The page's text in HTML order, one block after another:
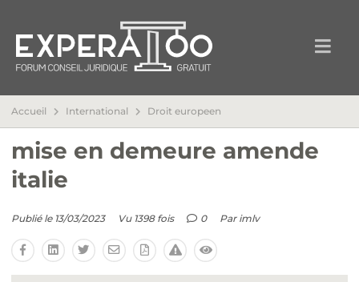
Accueil International Droit europeen
mise en demeure amende
italie
Publié le 13/03/2023 Vu 1398 fois 0 Par imlv